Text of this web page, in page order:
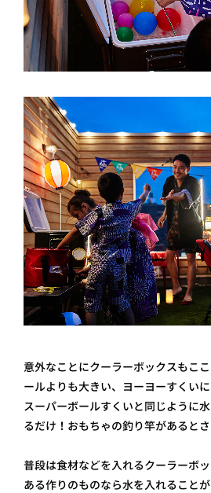
意外なことにクーラーボックスもこ
ールよりも大きい、ヨーヨーすくいに
スーパーボールすくいと同じように
るだけ！おもちゃの釣り竿があるとさ
普段は食材などを入れるクーラーボ
ある作りのものなら水を入れること